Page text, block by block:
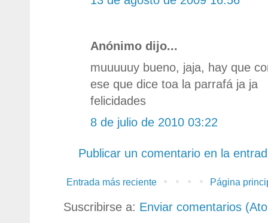
Anónimo dijo...
muuuuuy bueno, jaja, hay que
ese que dice toa la parrafá ja ja
felicidades
8 de julio de 2010 03:22
Publicar un comentario en la
Entrada más reciente Página
Suscribirse a: Enviar comentarios